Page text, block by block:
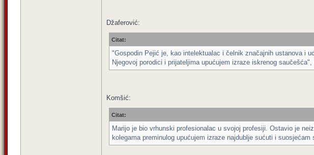
Džaferović:
Citat:
"Gospodin Pejić je, kao intelektualac i čelnik značajnih ustanova i
Njegovoj porodici i prijateljima upućujem izraze iskrenog
Komšić:
Citat:
Marijo je bio vrhunski profesionalac u svojoj profesiji. Ostavio je
kolegama preminulog upućujem izraze najdublje sućuti i